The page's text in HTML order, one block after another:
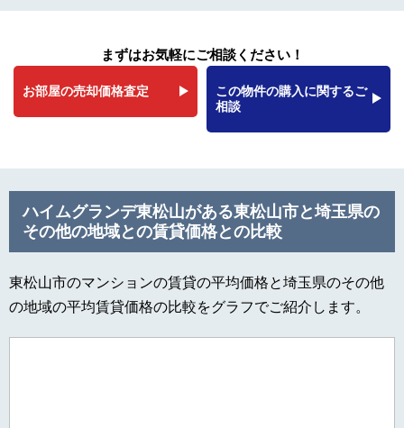
まずはお気軽にご相談ください！
お部屋の売却価格査定
この物件の購入に関するご
相談
ハイムグランデ東松山がある東松山市と埼玉県の
その他の地域との賃貸価格との比較
東松山市のマンションの賃貸の平均価格と埼玉県のその他
の地域の平均賃貸価格の比較をグラフでご紹介します。